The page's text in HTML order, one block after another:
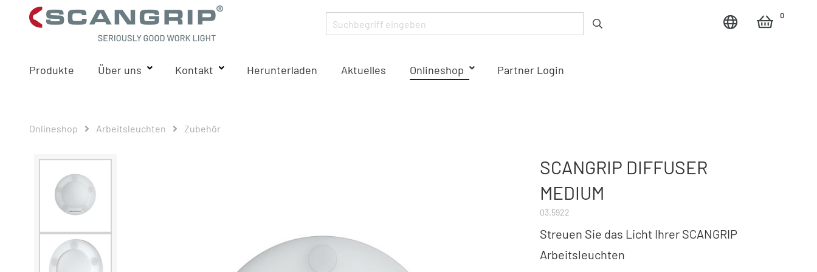
0
Produkte Über uns Kontakt Herunterladen Aktuelles Onlineshop Partner Login
Onlineshop Arbeitsleuchten Zubehör
SCANGRIP DIFFUSER
MEDIUM
03.5922
Streuen Sie das Licht Ihrer SCANGRIP
Arbeitsleuchten